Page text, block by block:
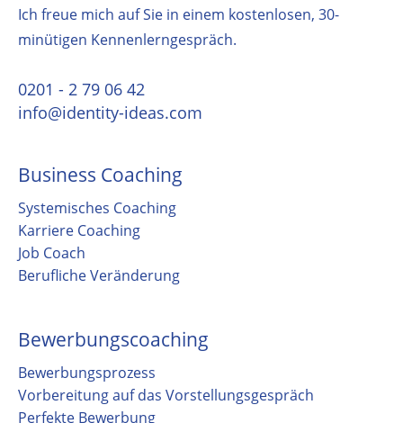
Ich freue mich auf Sie in einem kostenlosen, 30-
minütigen Kennenlerngespräch.
0201 - 2 79 06 42
info@identity-ideas.com
Business Coaching
Systemisches Coaching
Karriere Coaching
Job Coach
Berufliche Veränderung
Bewerbungscoaching
Bewerbungsprozess
Vorbereitung auf das Vorstellungsgespräch
Perfekte Bewerbung